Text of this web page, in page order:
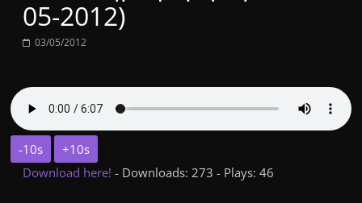
05-2012)
03/05/2012
-10s
+10s
Download here!- Downloads: 273 - Plays: 46